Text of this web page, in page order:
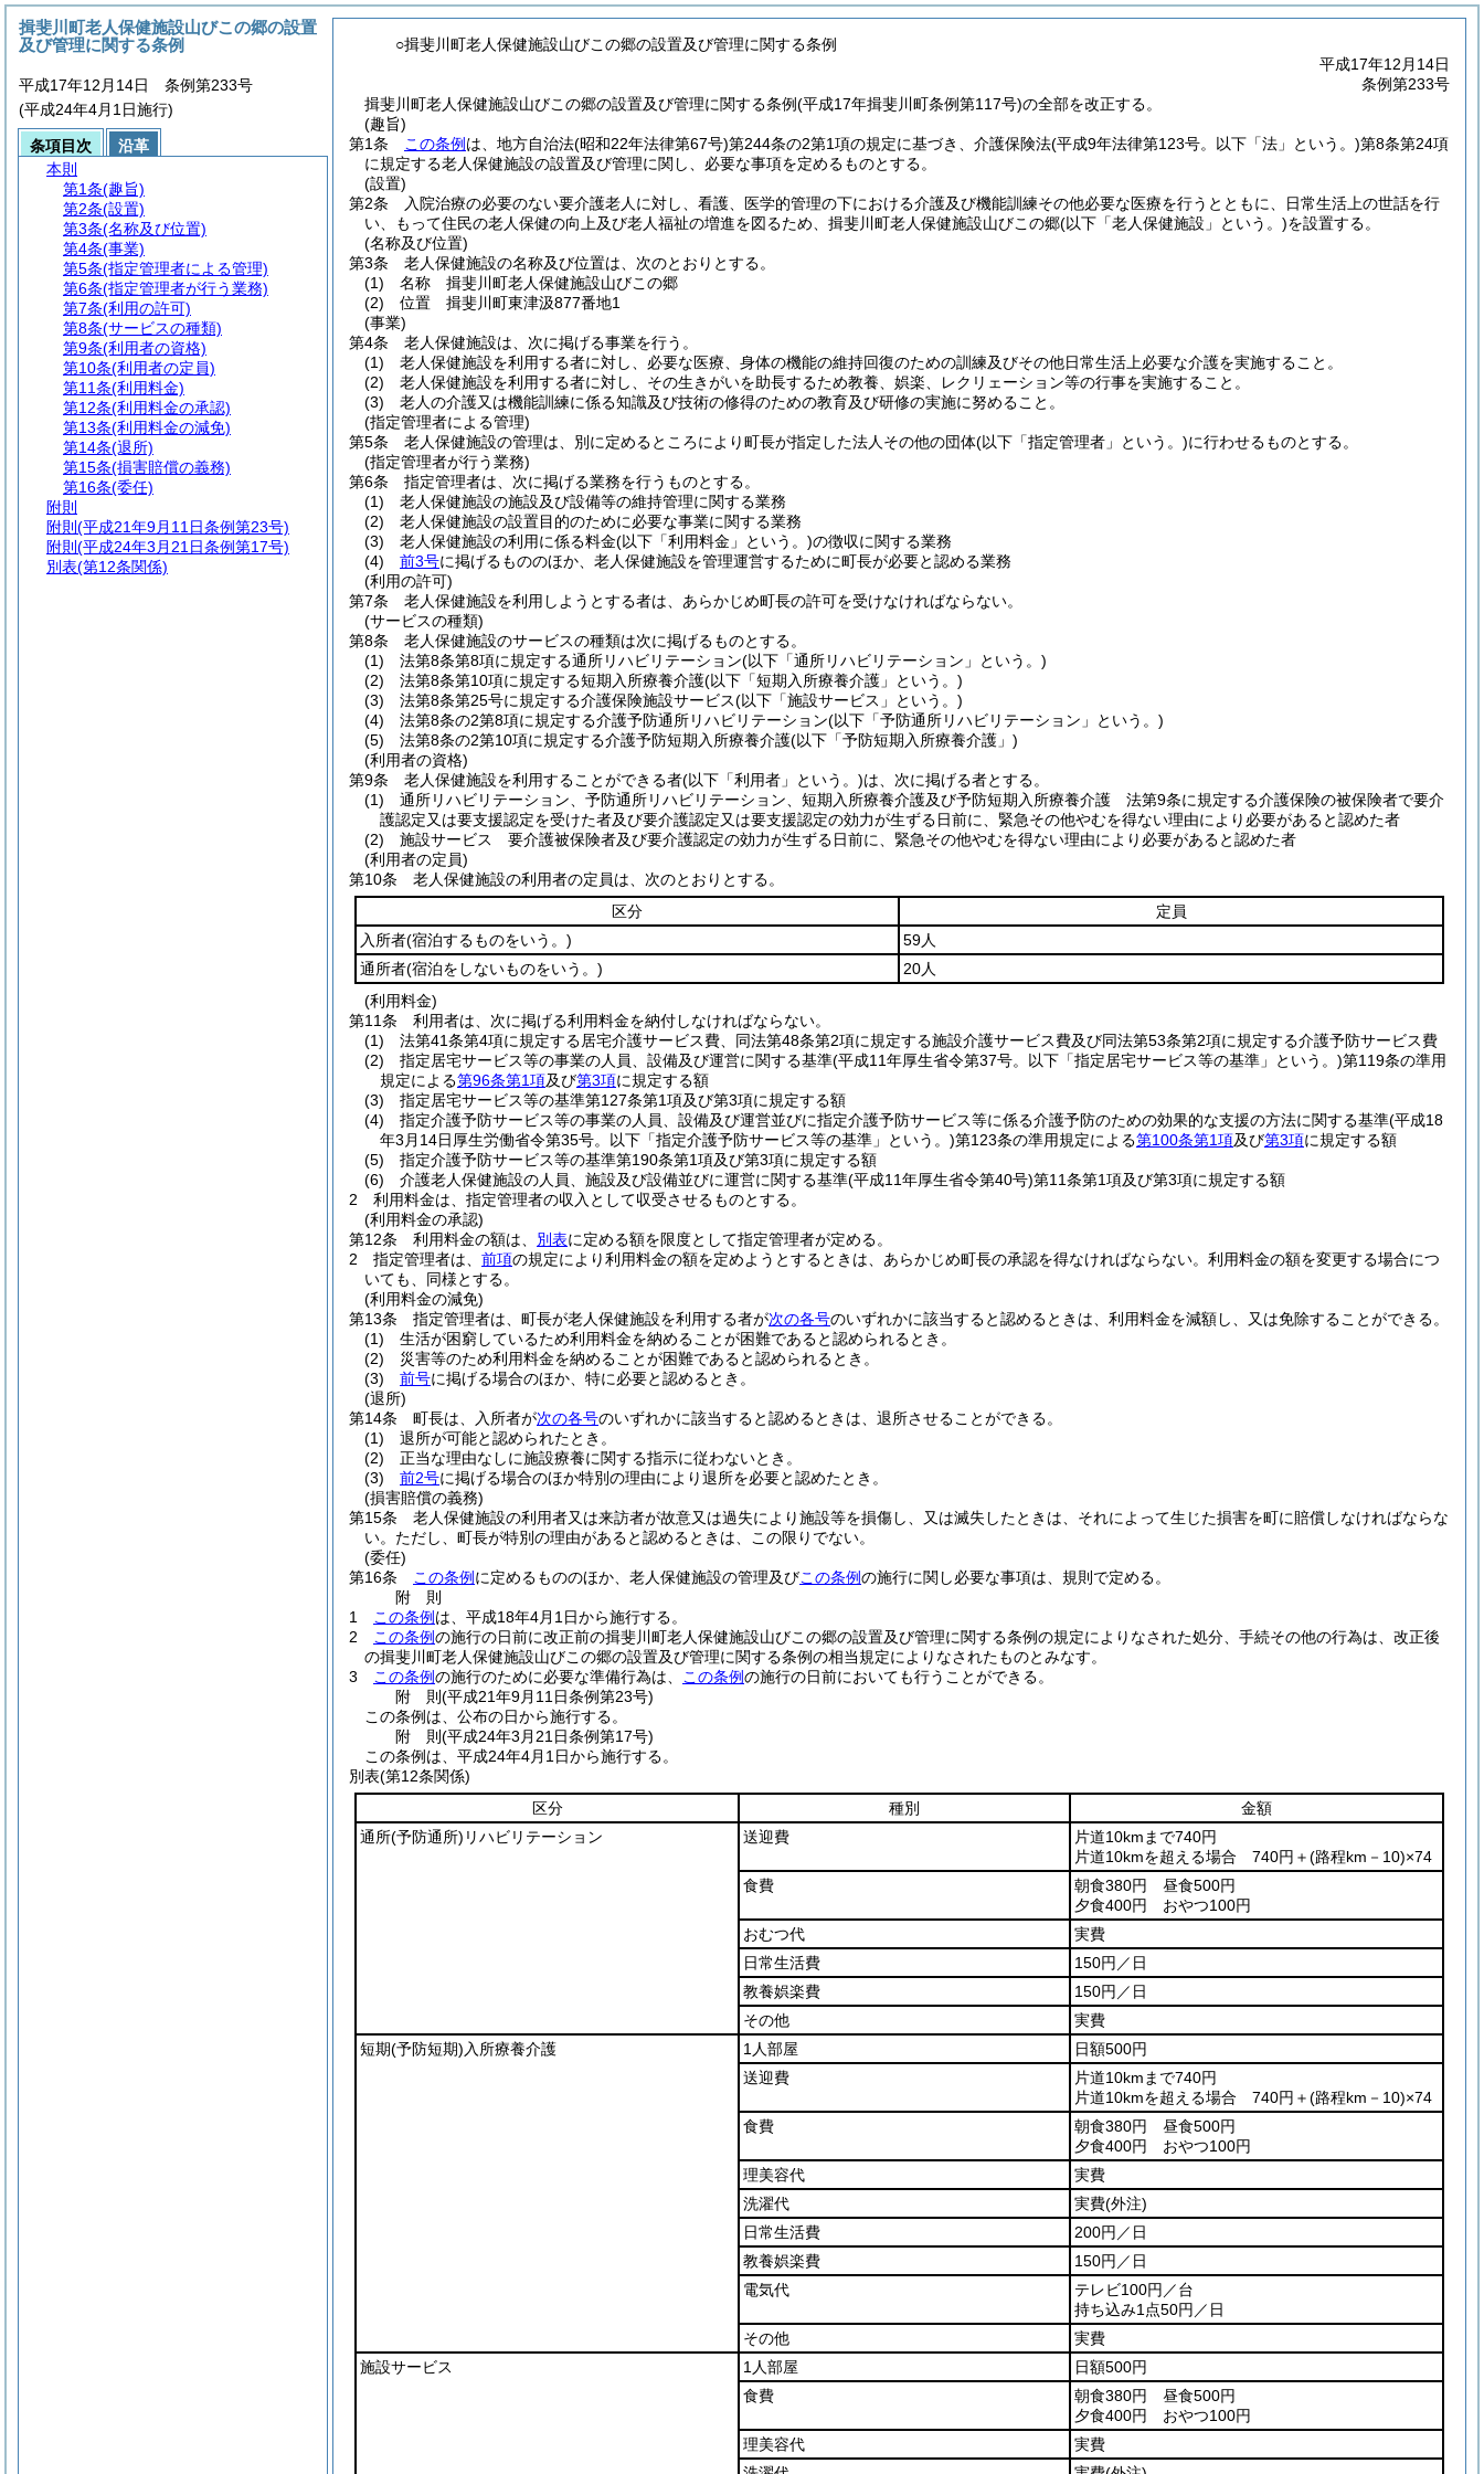
○揖斐川町老人保健施設山びこの郷の設置及び管理に関する条例
平成17年12月14日
条例第233号
揖斐川町老人保健施設山びこの郷の設置及び管理に関する条例(平成17年揖斐川町条例第117号)の全部を改正する。
(趣旨)
第1条
この条例 は、地方自治法(昭和22年法律第67号)第244条の2第1項の規定に基づき、介護保険法(平成9年法律第123号。以下「法」という。)第8条第24項
に規定する老人保健施設の設置及び管理に関し、必要な事項を定めるものとする。
(設置)
第2条
入院治療の必要のない要介護老人に対し、看護、医学的管理の下における介護及び機能訓練その他必要な医療を行うとともに、日常生活上の世話を行
い、もって住民の老人保健の向上及び老人福祉の増進を図るため、揖斐川町老人保健施設山びこの郷(以下「老人保健施設」という。)を設置する。
(名称及び位置)
第3条
老人保健施設の名称及び位置は、次のとおりとする。
(1)
名称 揖斐川町老人保健施設山びこの郷
(2)
位置 揖斐川町東津汲877番地1
(事業)
第4条
老人保健施設は、次に掲げる事業を行う。
(1)
老人保健施設を利用する者に対し、必要な医療、身体の機能の維持回復のための訓練及びその他日常生活上必要な介護を実施すること。
(2)
老人保健施設を利用する者に対し、その生きがいを助長するため教養、娯楽、レクリェーション等の行事を実施すること。
(3)
老人の介護又は機能訓練に係る知識及び技術の修得のための教育及び研修の実施に努めること。
(指定管理者による管理)
第5条
老人保健施設の管理は、別に定めるところにより町長が指定した法人その他の団体(以下「指定管理者」という。)に行わせるものとする。
(指定管理者が行う業務)
第6条
指定管理者は、次に掲げる業務を行うものとする。
(1)
老人保健施設の施設及び設備等の維持管理に関する業務
(2)
老人保健施設の設置目的のために必要な事業に関する業務
(3)
老人保健施設の利用に係る料金(以下「利用料金」という。)の徴収に関する業務
(4)
前3号に掲げるもののほか、老人保健施設を管理運営するために町長が必要と認める業務
(利用の許可)
第7条
老人保健施設を利用しようとする者は、あらかじめ町長の許可を受けなければならない。
(サービスの種類)
第8条
老人保健施設のサービスの種類は次に掲げるものとする。
(1)
法第8条第8項に規定する通所リハビリテーション(以下「通所リハビリテーション」という。)
(2)
法第8条第10項に規定する短期入所療養介護(以下「短期入所療養介護」という。)
(3)
法第8条第25号に規定する介護保険施設サービス(以下「施設サービス」という。)
(4)
法第8条の2第8項に規定する介護予防通所リハビリテーション(以下「予防通所リハビリテーション」という。)
(5)
法第8条の2第10項に規定する介護予防短期入所療養介護(以下「予防短期入所療養介護」)
(利用者の資格)
第9条
老人保健施設を利用することができる者(以下「利用者」という。)は、次に掲げる者とする。
(1)
通所リハビリテーション、予防通所リハビリテーション、短期入所療養介護及び予防短期入所療養介護 法第9条に規定する介護保険の被保険者で要介
護認定又は要支援認定を受けた者及び要介護認定又は要支援認定の効力が生ずる日前に、緊急その他やむを得ない理由により必要があると認めた者
(2)
施設サービス 要介護被保険者及び要介護認定の効力が生ずる日前に、緊急その他やむを得ない理由により必要があると認めた者
(利用者の定員)
第10条
老人保健施設の利用者の定員は、次のとおりとする。
区分
定員
入所者(宿泊するものをいう。)
59人
通所者(宿泊をしないものをいう。)
20人
(利用料金)
第11条
利用者は、次に掲げる利用料金を納付しなければならない。
(1)
法第41条第4項に規定する居宅介護サービス費、同法第48条第2項に規定する施設介護サービス費及び同法第53条第2項に規定する介護予防サービス費
(2)
指定居宅サービス等の事業の人員、設備及び運営に関する基準(平成11年厚生省令第37号。以下「指定居宅サービス等の基準」という。)第119条の準用
規定による第96条第1項及び第3項に規定する額
(3)
指定居宅サービス等の基準第127条第1項及び第3項に規定する額
(4)
指定介護予防サービス等の事業の人員、設備及び運営並びに指定介護予防サービス等に係る介護予防のための効果的な支援の方法に関する基準(平成18
年3月14日厚生労働省令第35号。以下「指定介護予防サービス等の基準」という。)第123条の準用規定による第100条第1項及び第3項に規定する額
(5)
指定介護予防サービス等の基準第190条第1項及び第3項に規定する額
(6)
介護老人保健施設の人員、施設及び設備並びに運営に関する基準(平成11年厚生省令第40号)第11条第1項及び第3項に規定する額
2
利用料金は、指定管理者の収入として収受させるものとする。
(利用料金の承認)
第12条
利用料金の額は、 別表に定める額を限度として指定管理者が定める。
2
指定管理者は、 前項の規定により利用料金の額を定めようとするときは、あらかじめ町長の承認を得なければならない。 利用料金の額を変更する場合につ
いても、同様とする。
(利用料金の減免)
第13条
指定管理者は、町長が老人保健施設を利用する者が次の各号のいずれかに該当すると認めるときは、利用料金を減額し、又は免除することができる。
(1)
生活が困窮しているため利用料金を納めることが困難であると認められるとき。
(2)
災害等のため利用料金を納めることが困難であると認められるとき。
(3)
前号に掲げる場合のほか、特に必要と認めるとき。
(退所)
第14条
町長は、入所者が次の各号のいずれかに該当すると認めるときは、退所させることができる。
(1)
退所が可能と認められたとき。
(2)
正当な理由なしに施設療養に関する指示に従わないとき。
(3)
前2号に掲げる場合のほか特別の理由により退所を必要と認めたとき。
(損害賠償の義務)
第15条
老人保健施設の利用者又は来訪者が故意又は過失により施設等を損傷し、又は滅失したときは、それによって生じた損害を町に賠償しなければならな
い。 ただし、町長が特別の理由があると認めるときは、この限りでない。
(委任)
第16条
この条例 に定めるもののほか、老人保健施設の管理及びこの条例の施行に関し必要な事項は、規則で定める。
附 則
1
この条例 は、平成18年4月1日から施行する。
2
この条例の施行の日前に改正前の揖斐川町老人保健施設山びこの郷の設置及び管理に関する条例の規定によりなされた処分、手続その他の行為は、改正後
の揖斐川町老人保健施設山びこの郷の設置及び管理に関する条例の相当規定によりなされたものとみなす。
3
この条例の施行のために必要な準備行為は、 この条例の施行の日前においても行うことができる。
附 則(平成21年9月11日条例第23号)
この条例は、公布の日から施行する。
附 則(平成24年3月21日条例第17号)
この条例は、平成24年4月1日から施行する。
別表(第12条関係)
区分
種別
金額
通所(予防通所) リハビリテーション 送迎費
片道10kmまで740円
片道10kmを超える場合 740円＋(路程km－10)×74
食費
朝食380円 昼食500円
夕食400円 おやつ100円
おむつ代
実費
日常生活費
150円／日
教養娯楽費
150円／日
その他
実費
短期(予防短期) 入所療養介護 1人部屋
日額500円
送迎費
片道10kmまで740円
片道10kmを超える場合 740円＋(路程km－10)×74
食費
朝食380円 昼食500円
夕食400円 おやつ100円
理美容代
実費
洗濯代
実費(外注)
日常生活費
200円／日
教養娯楽費
150円／日
電気代
テレビ100円／台
持ち込み1点50円／日
その他
実費
施設サービス
1人部屋
日額500円
食費
朝食380円 昼食500円
夕食400円 おやつ100円
理美容代
実費
揖斐川町老人保健施設山びこの郷の設置
及び管理に関する条例
平成17年12月14日 条例第233号
(平成24年4月1日施行)
条項目次
沿革
本則
第1条(趣旨)
第2条(設置)
第3条(名称及び位置)
第4条(事業)
第5条(指定管理者による管理)
第6条(指定管理者が行う業務)
第7条(利用の許可)
第8条(サービスの種類)
第9条(利用者の資格)
第10条(利用者の定員)
第11条(利用料金)
第12条(利用料金の承認)
第13条(利用料金の減免)
第14条(退所)
第15条(損害賠償の義務)
第16条(委任)
附則
附則 (平成21年9月11日条例第23号)
附則 (平成24年3月21日条例第17号)
別表(第12条関係)